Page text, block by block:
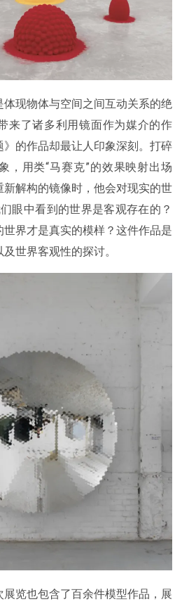
现物体与空间之间互动关系的绝
来了诸多利用镜面作为媒介的作
的作品却最让人印象深刻。打碎
，用类“马赛克”的效果映射出场
解构的镜像时，他会对现实的世
眼中看到的世界是客观存在的？
界才是真实的模样？这件作品是
世界客观性的探讨。
览也包含了百余件模型作品，展